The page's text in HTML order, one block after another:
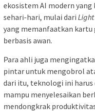
ekosistem AI modern
sehari-hari, mulai dari Light
yang memanfaatkan kartu
berbasis awan.
Para ahli juga
pintar untuk mengobrol
dari itu, teknologi ini harus
mampu menyelesaikan
mendongkrak